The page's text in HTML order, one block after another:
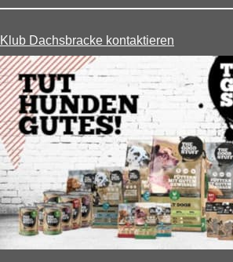
Klub Dachsbracke kontaktieren